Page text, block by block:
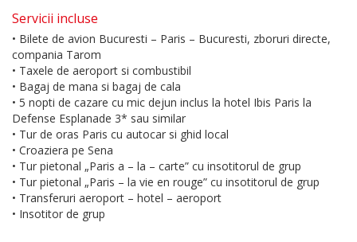
Servicii incluse
• Bilete de avion Bucuresti – Paris – Bucuresti, zboruri directe,
compania Tarom
• Taxele de aeroport si combustibil
• Bagaj de mana si bagaj de cala
• 5 nopti de cazare cu mic dejun inclus la hotel Ibis Paris la
Defense Esplanade 3* sau similar
• Tur de oras Paris cu autocar si ghid local
• Croaziera pe Sena
• Tur pietonal „Paris a – la – carte” cu insotitorul de grup
• Tur pietonal „Paris – la vie en rouge” cu insotitorul de grup
• Transferuri aeroport – hotel – aeroport
• Insotitor de grup